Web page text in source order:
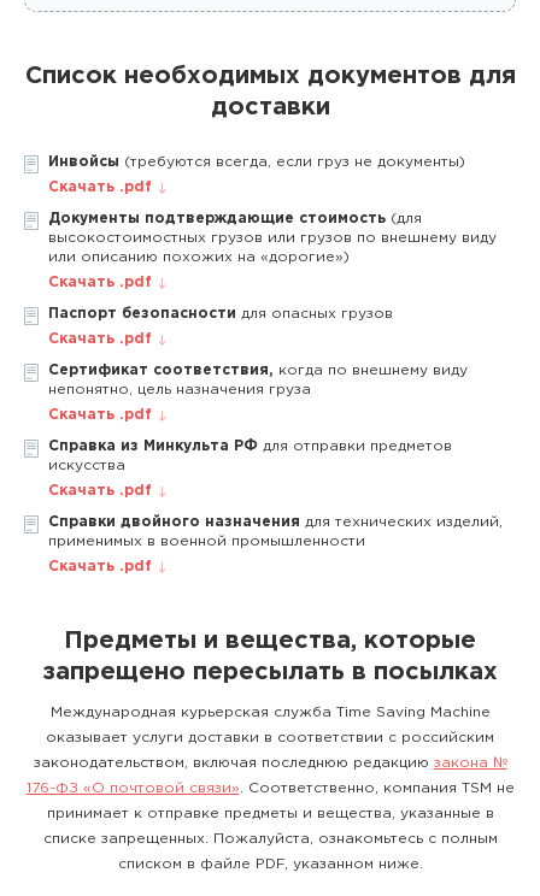
Список необходимых документов для
доставки
Инвойсы (требуются всегда, если груз не документы)
Скачать .pdf
Документы подтверждающие стоимость (для
высокостоимостных грузов или грузов по внешнему виду
или описанию похожих на «дорогие»)
Скачать .pdf
Паспорт безопасности для опасных грузов
Скачать .pdf
Сертификат соответствия, когда по внешнему виду
непонятно, цель назначения груза
Скачать .pdf
Справка из Минкульта РФ для отправки предметов
искусства
Скачать .pdf
Справки двойного назначения для технических изделий,
применимых в военной промышленности
Скачать .pdf
Предметы и вещества, которые
запрещено пересылать в посылках
Международная курьерская служба Time Saving Machine
оказывает услуги доставки в соответствии с российским
законодательством, включая последнюю редакцию закона №
176-ФЗ «О почтовой связи» . Соответственно, компания TSM не
принимает к отправке предметы и вещества, указанные в
списке запрещенных. Пожалуйста, ознакомьтесь с полным
списком в файле PDF, указанном ниже.